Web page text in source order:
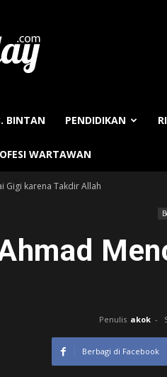
BINTAN PENDIDIKAN
WARTAWAN
Gigi karena Takdir Allah
Penulis akok -
Berbagi di Facebook